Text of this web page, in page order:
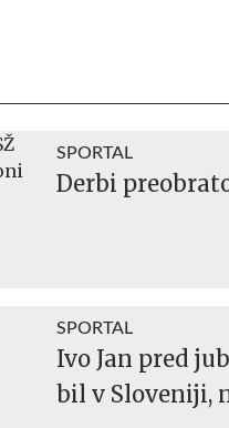
SPORTAL
Derbi
SPORTAL
Ivo Jan pred
bil v Sloveniji,